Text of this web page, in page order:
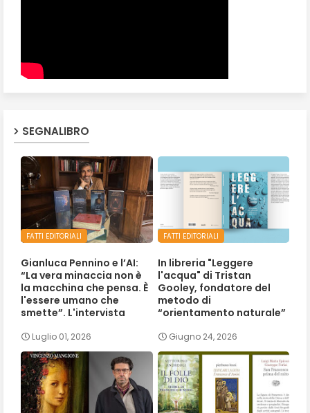
SEGNALIBRO
FATTI EDITORIALI
Gianluca Pennino e l’AI:
“La vera minaccia non è
la macchina che pensa. È
l'essere umano che
smette”. L'intervista
Luglio 01, 2026
FATTI EDITORIALI
In libreria "Leggere
l'acqua" di Tristan
Gooley, fondatore del
metodo di
“orientamento naturale”
Giugno 24, 2026